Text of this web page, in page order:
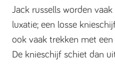
Jack russells worden
luxatie; een losse
ook vaak trekken met
De knieschijf schiet dan